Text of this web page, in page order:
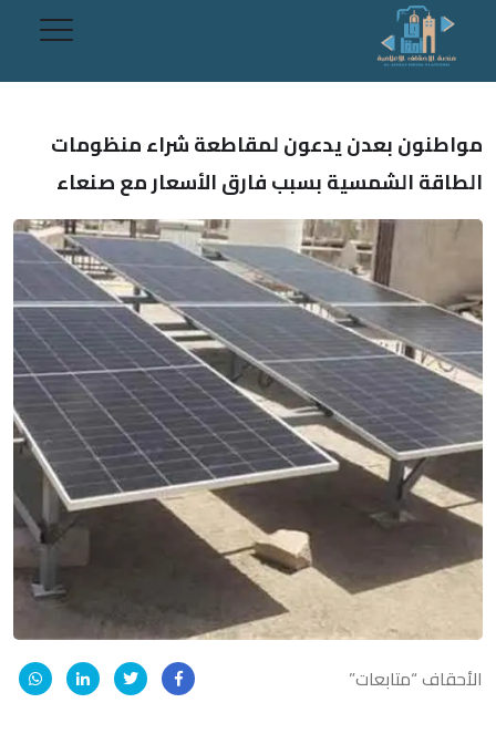
مواطنون بعدن يدعون لمقاطعة شراء منظومات
الطاقة الشمسية بسبب فارق الأسعار مع صنعاء
الأحقاف “متابعات”